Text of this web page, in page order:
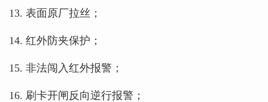
13. 表面原厂拉丝；
14. 红外防夹保护；
15. 非法闯入红外报警；
16. 刷卡开闸反向逆行报警；